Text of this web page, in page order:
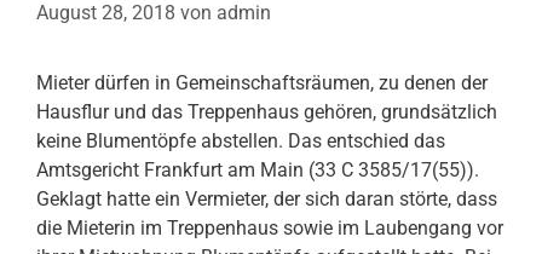
August 28, 2018 von admin
Mieter dürfen in Gemeinschaftsräumen, zu denen der
Hausflur und das Treppenhaus gehören, grundsätzlich
keine Blumentöpfe abstellen. Das entschied das
Amtsgericht Frankfurt am Main (33 C 3585/17(55)).
Geklagt hatte ein Vermieter, der sich daran störte, dass
die Mieterin im Treppenhaus sowie im Laubengang vor